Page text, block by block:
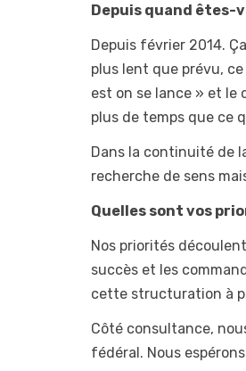
Depuis quand êtes-
Depuis février 2014.
plus lent que prévu,
est on se lance » et
plus de temps que ce
Dans la continuité de
recherche de sens
Quelles sont vos
Nos priorités
succès et les
cette structuration à
Côté consultance,
fédéral. Nous